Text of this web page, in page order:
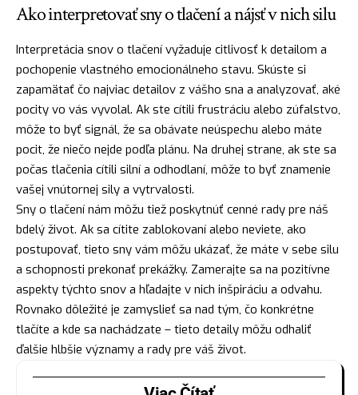
Ako interpretovať sny o tlačení a nájsť v nich silu
Interpretácia snov o tlačení vyžaduje citlivosť k detailom a
pochopenie vlastného emocionálneho stavu. Skúste si
zapamätať čo najviac detailov z vášho sna a analyzovať, aké
pocity vo vás vyvolal. Ak ste cítili frustráciu alebo zúfalstvo,
môže to byť signál, že sa obávate neúspechu alebo máte
pocit, že niečo nejde podľa plánu. Na druhej strane, ak ste sa
počas tlačenia cítili silní a odhodlaní, môže to byť znamenie
vašej vnútornej sily a vytrvalosti.
Sny o tlačení nám môžu tiež poskytnúť cenné rady pre náš
bdelý život. Ak sa cítite zablokovaní alebo neviete, ako
postupovať, tieto sny vám môžu ukázať, že máte v sebe silu
a schopnosti prekonať prekážky. Zamerajte sa na pozitívne
aspekty týchto snov a hľadajte v nich inšpiráciu a odvahu.
Rovnako dôležité je zamyslieť sa nad tým, čo konkrétne
tlačíte a kde sa nachádzate – tieto detaily môžu odhaliť
ďalšie hlbšie významy a rady pre váš život.